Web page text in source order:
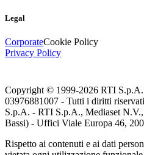
Legal
CorporateCookie Policy
Privacy Policy
Copyright © 1999-2026 RTI S.p.A.
03976881007 - Tutti i diritti
S.p.A. - RTI S.p.A., Mediaset N.V.,
Bassi) - Uffici Viale Europa 46,
Rispetto ai contenuti e ai dati